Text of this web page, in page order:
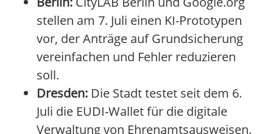
stellen am 7. Juli einen KI-Prototypen
vor, der Anträge auf Grundsicherung
vereinfachen und Fehler reduzieren
soll.
Dresden: Die Stadt testet seit dem 6.
Juli die EUDI-Wallet für die digitale
Verwaltung von Ehrenamtsausweisen.